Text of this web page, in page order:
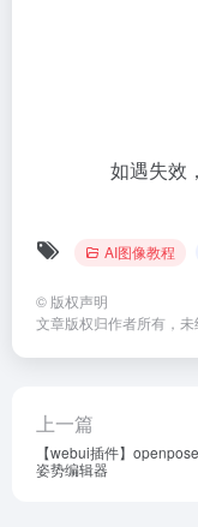
如遇失效
AI图像教程
© 版权声明
文章版权归作者所有，未
上一篇
【webui插件】
姿势编辑器